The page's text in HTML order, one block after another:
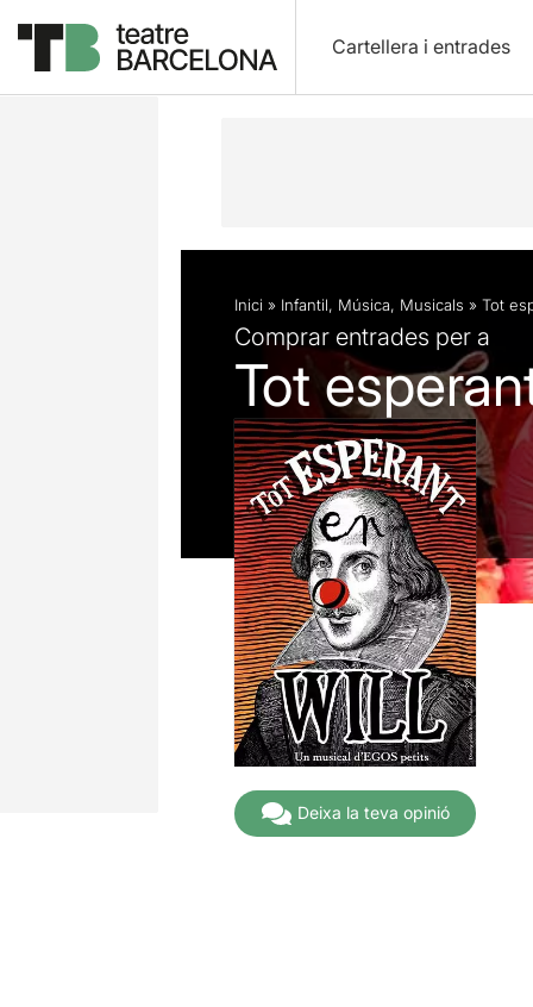
Cartellera i entrades
Descripció Fitxa artística Fotos i
Inici » Infantil, Música, Musicals » Tot
Comprar entrades per a
Tot
Deixa la teva opinió